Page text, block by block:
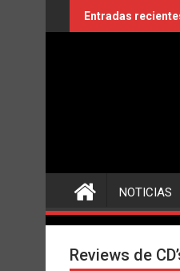
al
Entradas
NOTICIAS
Reviews de